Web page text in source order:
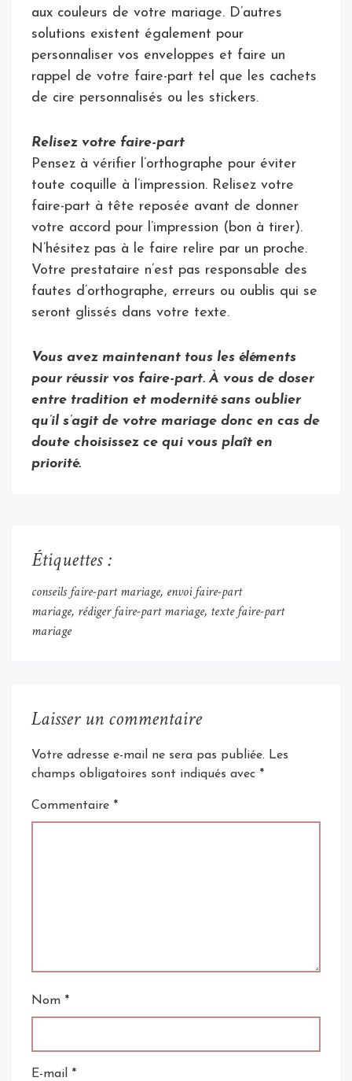
aux couleurs de votre mariage. D’autres
solutions existent également pour
personnaliser vos enveloppes et faire un
rappel de votre faire-part tel que les cachets
de cire personnalisés ou les stickers.
Relisez votre faire-part
Pensez à vérifier l’orthographe pour éviter
toute coquille à l’impression. Relisez votre
faire-part à tête reposée avant de donner
votre accord pour l’impression (bon à tirer).
N’hésitez pas à le faire relire par un proche.
Votre prestataire n’est pas responsable des
fautes d’orthographe, erreurs ou oublis qui se
seront glissés dans votre texte.
Vous avez maintenant tous les éléments
pour réussir vos faire-part. À vous de doser
entre tradition et modernité sans oublier
qu’il s’agit de votre mariage donc en cas de
doute choisissez ce qui vous plaît en
priorité.
Étiquettes :
conseils faire-part mariage envoi faire-part
mariage rédiger faire-part mariage texte faire-part
mariage
Laisser un commentaire
Votre adresse e-mail ne sera pas publiée. Les
champs obligatoires sont indiqués avec *
Commentaire *
Nom *
E-mail *